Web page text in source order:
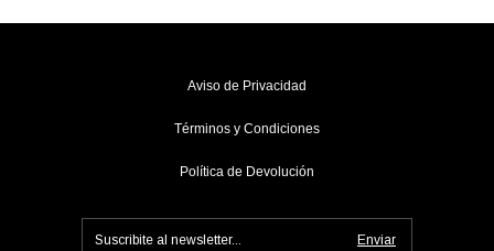
Aviso de Privacidad
Términos y Condiciones
Política de Devolución